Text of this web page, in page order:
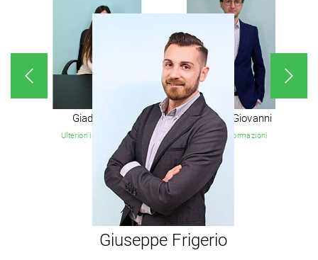
Giuseppe Frigerio
Giada Riva
Ulteriori informazioni
Nicola di Giovanni
Ulteriori informazioni